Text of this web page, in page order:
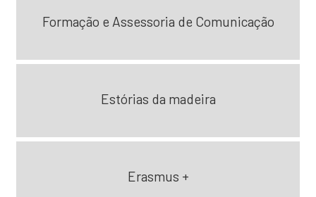
Formação e Assessoria de Comunicação
Estórias da madeira
Erasmus +